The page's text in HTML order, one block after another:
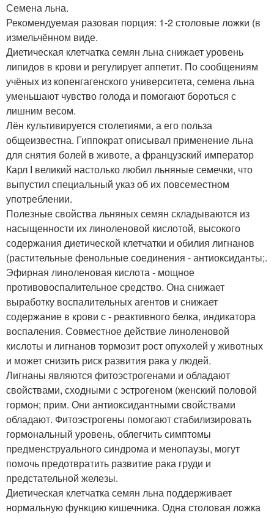
Семена льна.
Рекомендуемая разовая порция: 1-2 столовые ложки (в
измельчённом виде.
Диетическая клетчатка семян льна снижает уровень
липидов в крови и регулирует аппетит. По сообщениям
учёных из копенгагенского университета, семена льна
уменьшают чувство голода и помогают бороться с
лишним весом.
Лён культивируется столетиями, а его польза
общеизвестна. Гиппократ описывал применение льна
для снятия болей в животе, а французский император
Карл I великий настолько любил льняные семечки, что
выпустил специальный указ об их повсеместном
употреблении.
Полезные свойства льняных семян складываются из
насыщенности их линоленовой кислотой, высокого
содержания диетической клетчатки и обилия лигнанов
(растительные фенольные соединения - антиоксиданты;.
Эфирная линоленовая кислота - мощное
противовоспалительное средство. Она снижает
выработку воспалительных агентов и снижает
содержание в крови с - реактивного белка, индикатора
воспаления. Совместное действие линоленовой
кислоты и лигнанов тормозит рост опухолей у животных
и может снизить риск развития рака у людей.
Лигнаны являются фитоэстрогенами и обладают
свойствами, сходными с эстрогеном (женский половой
гормон; прим. Они антиоксидантными свойствами
обладают. Фитоэстрогены помогают стабилизировать
гормональный уровень, облегчить симптомы
предменструального синдрома и менопаузы, могут
помочь предотвратить развитие рака груди и
предстательной железы.
Диетическая клетчатка семян льна поддерживает
нормальную функцию кишечника. Одна столовая ложка